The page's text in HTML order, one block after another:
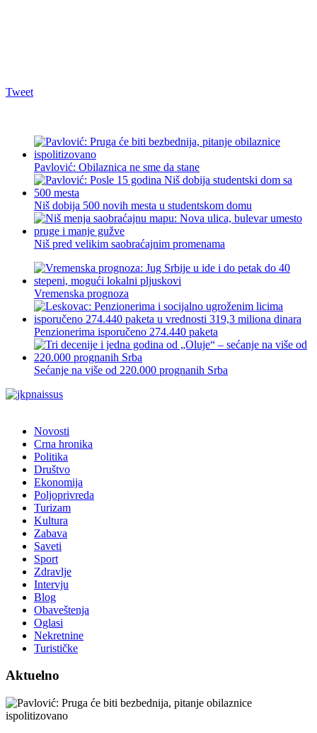
Tweet
Pavlović: Obilaznica ne sme da stane
Niš dobija 500 novih mesta u studentskom domu
Niš pred velikim saobraćajnim promenama
Vremenska prognoza
Penzionerima isporučeno 274.440 paketa
Sećanje na više od 220.000 prognanih Srba
Novosti
Crna hronika
Politika
Društvo
Ekonomija
Poljoprivreda
Turizam
Kultura
Zabava
Saveti
Sport
Zdravlje
Intervju
Blog
Obaveštenja
Oglasi
Nekretnine
Turističke
Aktuelno